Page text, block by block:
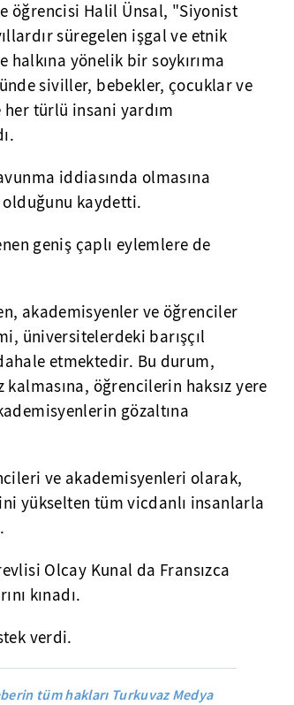
öğrencisi Halil Ünsal, "Siyonist
süregelen işgal ve etnik
halkına yönelik bir soykırıma
siviller, bebekler, çocuklar ve
her türlü insani yardım
iddiasında olmasına
kaydetti.
geniş çaplı eylemlere de
akademisyenler ve öğrenciler
üniversitelerdeki barışçıl
etmektedir. Bu durum,
öğrencilerin haksız yere
gözaltına
ve akademisyenleri olarak,
yükselten tüm vicdanlı insanlarla
Olcay Kunal da Fransızca
kınadı.
verdi.
tüm hakları Turkuvaz Medya